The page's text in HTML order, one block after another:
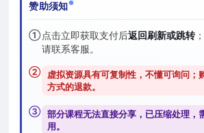
赞助须知
①点击立即获取支付后返回刷新或跳转
请联系客服。
② 虚拟资源具有可复制性，不懂可询问；
方式的退款。
③ 部分课程无法直接分享，已压缩处理，
用。